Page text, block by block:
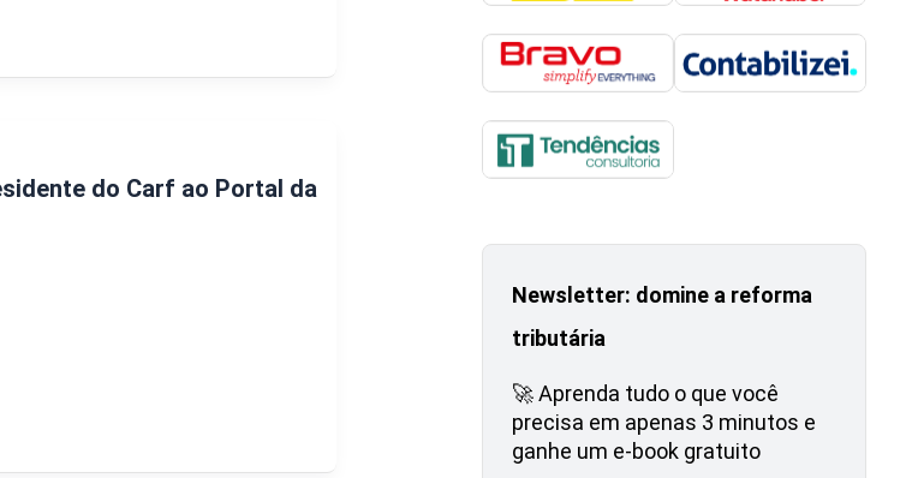
do Carf ao Portal da
Newsletter: domine a reforma
tributária
🚀 Aprenda tudo o que você
precisa em apenas 3 minutos e
ganhe um e-book gratuito